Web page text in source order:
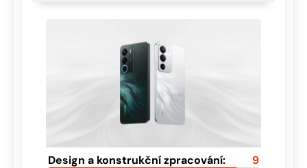
Design a konstrukční zpracování: 9